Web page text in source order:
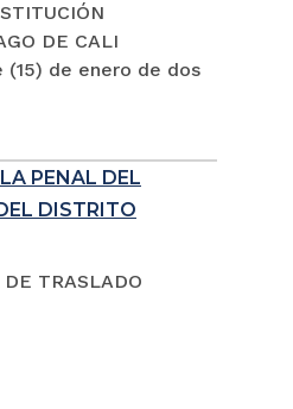
DE CALI
(15) de enero de dos
PENAL DEL
DISTRITO
DE TRASLADO